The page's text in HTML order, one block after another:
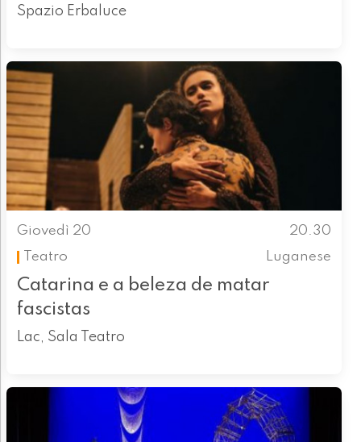
Spazio Erbaluce
Giovedì 20
20.30
Teatro
Luganese
Catarina e a beleza de matar
fascistas
Lac, Sala Teatro